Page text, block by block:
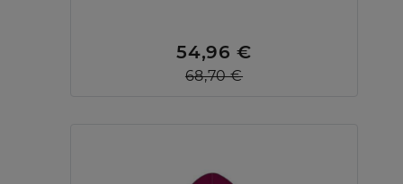
54,96 €
68,70 €